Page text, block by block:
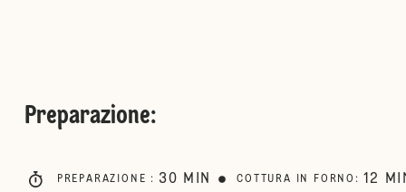
Preparazione:
PREPARAZIONE : 30 MIN COTTURA IN FORNO : 12